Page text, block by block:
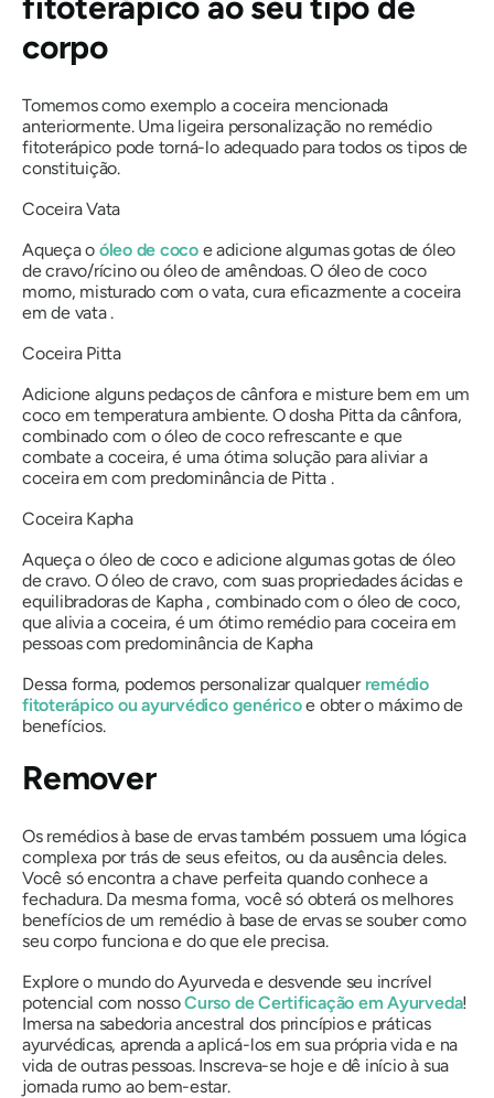
corpo
Tomemos como exemplo a coceira mencionada
anteriormente. Uma ligeira personalização no remédio
fitoterápico pode torná-lo adequado para todos os tipos de
constituição.
CoceiraVata
Aqueça o óleo de cocoe adicione algumas gotas de óleo
de cravo/rícino ou óleo de amêndoas. O óleo de coco
morno, misturado com o vata, cura eficazmente a coceira
emde vata.
Coceira Pitta
Adicione alguns pedaços de cânfora e misture bem em um
coco em temperatura ambiente. Odosha Pittada cânfora,
combinado com o óleo de coco refrescante e que
combate a coceira, é uma ótima solução para aliviar a
coceira emcom predominância de Pitta .
Coceira Kapha
Aqueça o óleo de coco e adicione algumas gotas de óleo
de cravo. O óleo de cravo, com suas propriedades ácidas e
equilibradorasde Kapha, combinado com o óleo de coco,
que alivia a coceira, é um ótimo remédio para coceira em
pessoas com predominância de Kapha
Dessa forma, podemos personalizar qualquer remédio
fitoterápico ou ayurvédico genéricoe obter o máximo de
benefícios.
Remover
Os remédios à base de ervas também possuem uma lógica
complexa por trás de seus efeitos, ou da ausência deles.
Você só encontra a chave perfeita quando conhece a
fechadura. Da mesma forma, você só obterá os melhores
benefícios de um remédio à base de ervas se souber como
seu corpo funciona e do que ele precisa.
Explore o mundo do Ayurveda e desvende seu incrível
potencial com nossoCurso de Certificação em Ayurveda!
Imersa na sabedoria ancestral dos princípios e práticas
ayurvédicas, aprenda a aplicá-los em sua própria vida e na
vida de outras pessoas. Inscreva-se hoje e dê início à sua
jornada rumo ao bem-estar.